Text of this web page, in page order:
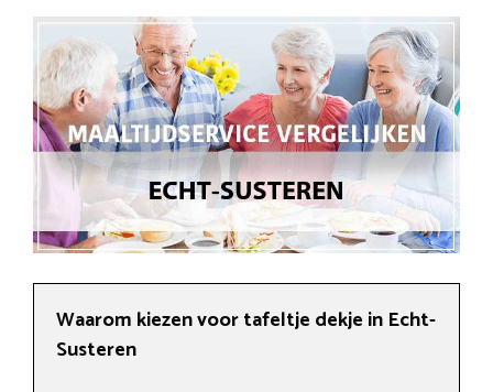
Waarom kiezen voor tafeltje dekje in Echt-
Susteren